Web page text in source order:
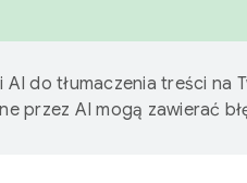
do tłumaczenia treści na
przez AI mogą zawierać